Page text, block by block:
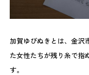
加賀ゆびぬきとは、金沢
た女性たちが残り糸で指
す。